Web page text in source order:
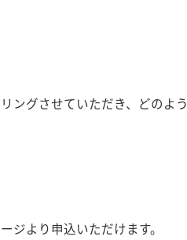
ングさせていただき、どのよ
ジより申込いただけます。